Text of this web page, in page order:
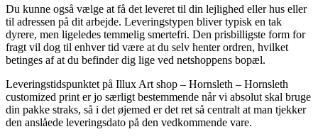
Du kunne også vælge at få det leveret til din lejlighed eller hus eller
til adressen på dit arbejde. Leveringstypen bliver typisk en tak
dyrere, men ligeledes temmelig smertefri. Den prisbilligste form for
fragt vil dog til enhver tid være at du selv henter ordren, hvilket
betinges af at du befinder dig lige ved netshoppens bopæl.
Leveringstidspunktet på Illux Art shop – Hornsleth – Hornsleth
customized print er jo særligt bestemmende når vi absolut skal bruge
din pakke straks, så i det øjemed er det ret så centralt at man tjekker
den anslåede leveringsdato på den vedkommende vare.